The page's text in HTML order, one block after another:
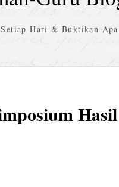
Hari & Buktikan
Hasil